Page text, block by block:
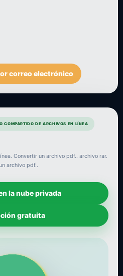
correo electrónico
COMPARTIDO DE ARCHIVOS EN LÍNEA
Convertir un archivo pdf.. archivo rar.
archivo pdf..
la nube privada
gratuita